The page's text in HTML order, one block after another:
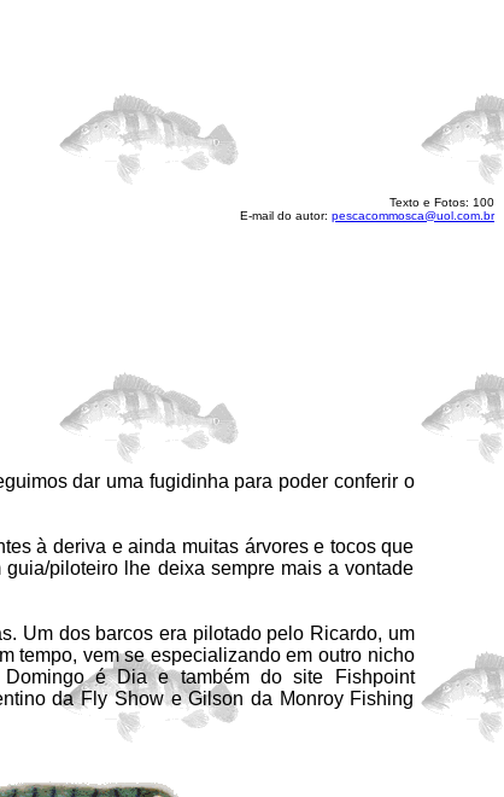
Texto e Fotos: 100
E-mail do autor: pescacommosca@uol.com.br
dar uma fugidinha para poder conferir o
à deriva e ainda muitas árvores e tocos que
piloteiro lhe deixa sempre mais a vontade
Um dos barcos era pilotado pelo Ricardo, um
tempo, vem se especializando em outro nicho
é Dia e também do site Fishpoint
da Fly Show e Gilson da Monroy Fishing